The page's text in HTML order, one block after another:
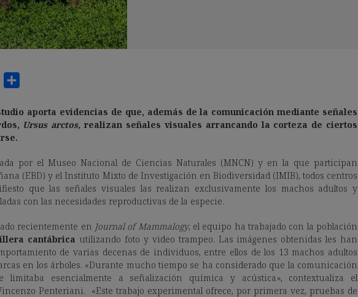
aporta evidencias de que, además de la comunicación mediante señales
, Ursus arctos, realizan señales visuales arrancando la corteza de ciertos
por el Museo Nacional de Ciencias Naturales (MNCN) y en la que participan
(EBD) y el Instituto Mixto de Investigación en Biodiversidad (IMIB), todos centros
que las señales visuales las realizan exclusivamente los machos adultos y
con las necesidades reproductivas de la especie.
recientemente en Journal of Mammalogy, el equipo ha trabajado con la población
cantábrica utilizando foto y video trampeo. Las imágenes obtenidas les han
de varias decenas de individuos, entre ellos de los 13 machos adultos
en los árboles. «Durante mucho tiempo se ha considerado que la comunicación
limitaba esencialmente a señalización química y acústica», contextualiza el
Penteriani. «Este trabajo experimental ofrece, por primera vez, pruebas de